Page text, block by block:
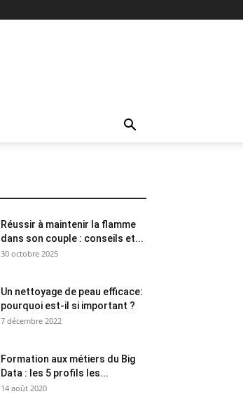
Réussir à maintenir la flamme
dans son couple : conseils et...
30 octobre 2025
Un nettoyage de peau efficace:
pourquoi est-il si important ?
7 décembre 2022
Formation aux métiers du Big
Data : les 5 profils les...
14 août 2020